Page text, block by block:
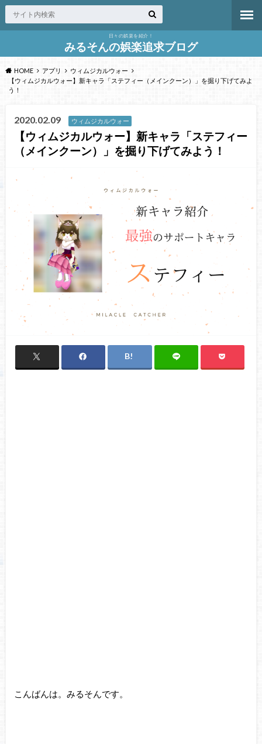
日々の娯楽を紹介！
みるそんの娯楽追求ブログ
HOME アプリ
ウィムジカルウォー
【ウィムジカルウォー】新キャラ「ステフィー（メインクーン）」を掘り下げてみよ
う！
2020.02.09 ウィムジカルウォー
【ウィムジカルウォー】新キャラ「ステフィー
（メインクーン）」を掘り下げてみよう！
こんばんは。みるそんです。